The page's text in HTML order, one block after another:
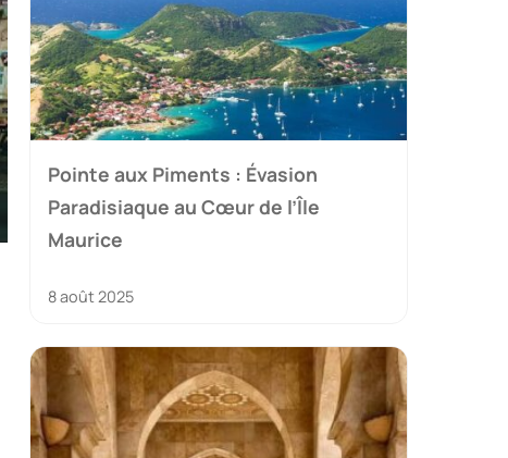
Pointe aux Piments : Évasion
Paradisiaque au Cœur de l’Île
Maurice
8 août 2025